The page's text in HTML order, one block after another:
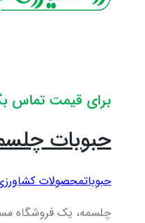
برای قیمت تماس
حبوبات
حبوباتمحصولات
چلسمه، یک فروشگاه